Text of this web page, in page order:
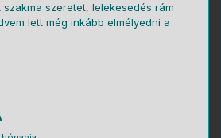
szeretet, lelekesedés rám
lett még inkább elmélyedni a